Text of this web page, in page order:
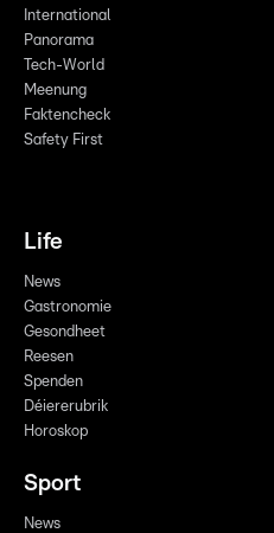
International
Panorama
Tech-World
Meenung
Faktencheck
Safety First
Life
News
Gastronomie
Gesondheet
Reesen
Spenden
Déiererubrik
Horoskop
Sport
News